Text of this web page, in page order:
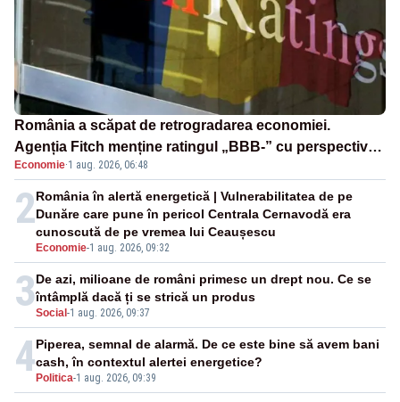
România a scăpat de retrogradarea economiei.
Agenția Fitch menține ratingul „BBB-” cu perspectivă
negativă
Economie·1 aug. 2026, 06:48
2
Economie-1 aug. 2026, 09:32
România în alertă energetică | Vulnerabilitatea de pe
Dunăre care pune în pericol Centrala Cernavodă era
cunoscută de pe vremea lui Ceaușescu
3Social -1 aug. 2026, 09:37
De azi, milioane de români primesc un drept nou. Ce se
întâmplă dacă ți se strică un produs
4 Politica-1 aug. 2026, 09:39
Piperea, semnal de alarmă. De ce este bine să avem bani
cash, în contextul alertei energetice?